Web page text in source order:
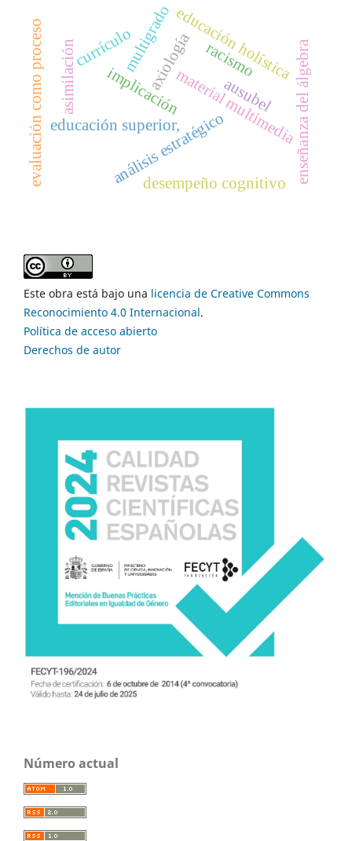
currículo
implicación
axiología
material multimediaenseñanza del álgebra
educación holística
análisis estratégico
educación superior,
evaluación como proceso desempeño cognitivo
asimilación racismo
ausubel
multigrado
Este obra está bajo una licencia de Creative Commons
Reconocimiento 4.0 Internacional.
Política de acceso abierto
Derechos de autor
Número actual